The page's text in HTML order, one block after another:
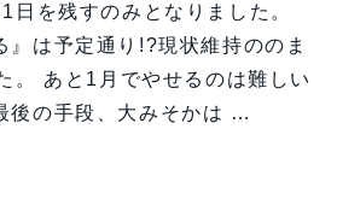
日を残すのみとなりました。
』は予定通り!?現状維持ののま
。 あと1月でやせるのは難しい
後の手段、大みそかは …